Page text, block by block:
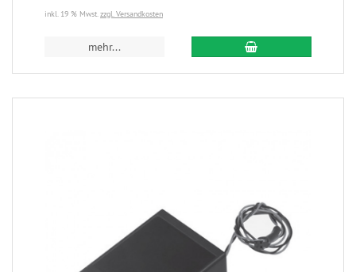
inkl. 19 % Mwst.zzgl. Versandkosten
mehr...